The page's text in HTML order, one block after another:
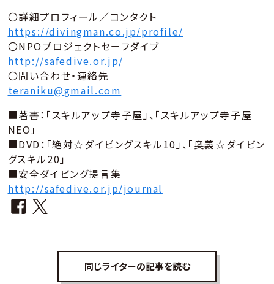
〇詳細プロフィール／コンタクト
https://divingman.co.jp/profile/
〇NPOプロジェクトセーフダイブ
http://safedive.or.jp/
〇問い合わせ・連絡先
teraniku@gmail.com
■著書：「スキルアップ寺子屋」、「スキルアップ寺子屋
NEO」
■DVD：「絶対☆ダイビングスキル10」、「奥義☆ダイビン
グスキル20」
■安全ダイビング提言集
http://safedive.or.jp/journal
同じライターの記事を読む